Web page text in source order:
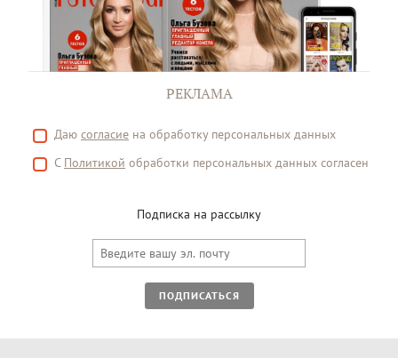
РЕКЛАМА
Даю согласие на обработку персональных данных
С Политикой обработки персональных данных согласен
Подписка на рассылку
ПОДПИСАТЬСЯ